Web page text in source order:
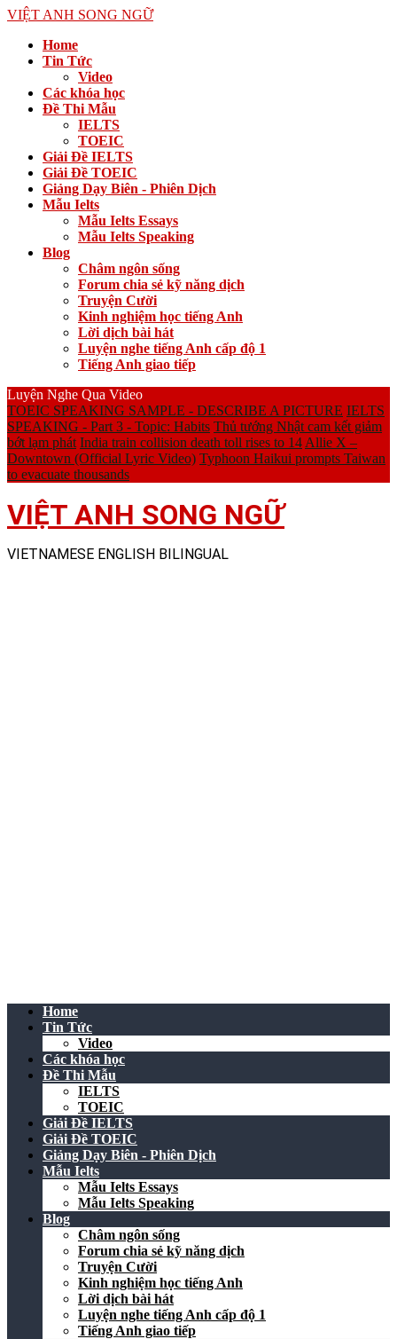
VIỆT ANH SONG NGỮ
Home
Tin Tức
Video
Các khóa học
Đề Thi Mẫu
IELTS
TOEIC
Giải Đề IELTS
Giải Đề TOEIC
Giảng Dạy Biên - Phiên Dịch
Mẫu Ielts
Mẫu Ielts Essays
Mẫu Ielts Speaking
Blog
Châm ngôn sống
Forum chia sẻ kỹ năng dịch
Truyện Cười
Kinh nghiệm học tiếng Anh
Lời dịch bài hát
Luyện nghe tiếng Anh cấp độ 1
Tiếng Anh giao tiếp
Luyện Nghe Qua Video
TOEIC SPEAKING SAMPLE - DESCRIBE A PICTURE IELTS
SPEAKING - Part 3 - Topic: Habits Thủ tướng Nhật cam kết giảm
bớt lạm phát India train collision death toll rises to 14 Allie X –
Downtown (Official Lyric Video) Typhoon Haikui prompts Taiwan
to evacuate thousands
VIỆT ANH SONG NGỮ
VIETNAMESE ENGLISH BILINGUAL
Home
Tin Tức
Video
Các khóa học
Đề Thi Mẫu
IELTS
TOEIC
Giải Đề IELTS
Giải Đề TOEIC
Giảng Dạy Biên - Phiên Dịch
Mẫu Ielts
Mẫu Ielts Essays
Mẫu Ielts Speaking
Blog
Châm ngôn sống
Forum chia sẻ kỹ năng dịch
Truyện Cười
Kinh nghiệm học tiếng Anh
Lời dịch bài hát
Luyện nghe tiếng Anh cấp độ 1
Tiếng Anh giao tiếp